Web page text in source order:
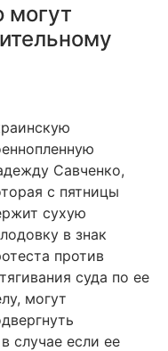
могут
Савченко,
с пятницы
сухую
в знак
против
суда по ее
могут
случае если ее